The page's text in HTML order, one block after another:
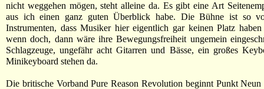
nicht weggehen mögen, steht alleine da. Es gibt eine Art
aus ich einen ganz guten Überblick habe. Die Bühne ist so
Instrumenten, dass Musiker hier eigentlich gar keinen Platz
wenn doch, dann wäre ihre Bewegungsfreiheit ungemein
Schlagzeuge, ungefähr acht Gitarren und Bässe, ein großes
Minikeyboard stehen da.
Die britische Vorband Pure Reason Revolution beginnt Punkt